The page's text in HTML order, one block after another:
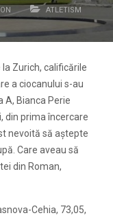
ATLETISM
Zurich, calificările
a ciocanului s-au
A, Bianca Perie
din prima încercare
nevoită să aștepte
Care aveau să
din Roman,
Cehia, 73,05,